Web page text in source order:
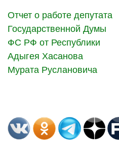
Отчет о работе депутата
Государственной Думы
ФС РФ от Республики
Адыгея Хасанова
Мурата Руслановича